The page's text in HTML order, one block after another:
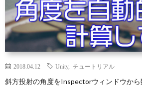
2018.04.12 Unity, チュートリアル
斜方投射の角度をInspectorウィンドウか